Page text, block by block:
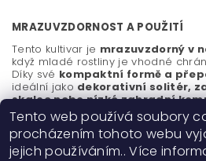
MRAZUVZDORNOST A POUŽITÍ
Tento kultivar je mrazuvzdorný v
když mladé rostliny je vhodné
Díky své kompaktní formě a
ideální jako dekorativní solitér,
skalce nebo nízké zahradní
Tento web používá soubory
procházením tohoto webu
jejich používáním.. Více